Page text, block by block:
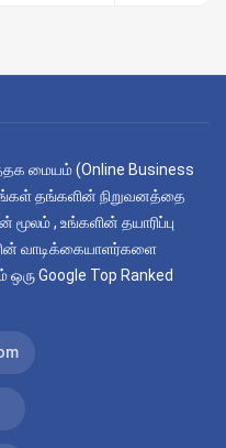
மையம் (Online Business
தங்களின் நிறுவனத்தை
, உங்களின் தயாரிப்பு
வாடிக்கையாளர்களை
Google Top Ranked